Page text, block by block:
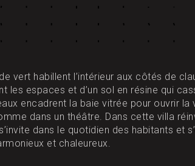
vert habillent l’intérieur aux côtés de
les espaces et d’un sol en résine qui
encadrent la baie vitrée pour ouvrir la
dans un théâtre. Dans cette villa
dans le quotidien des habitants et
et chaleureux.